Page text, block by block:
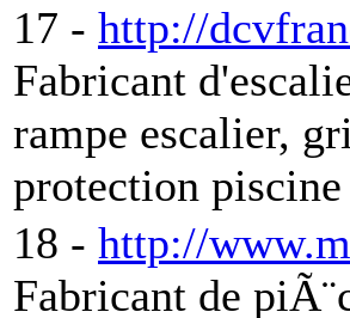
17 - http://
Fabricant
rampe escalier,
protection
18 - http://
Fabricant de